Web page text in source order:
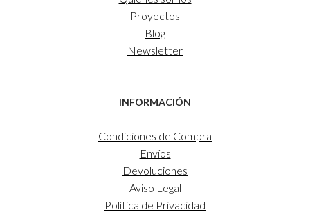
Proyectos
Blog
Newsletter
INFORMACIÓN
Condiciones de Compra
Envíos
Devoluciones
Aviso Legal
Política de Privacidad